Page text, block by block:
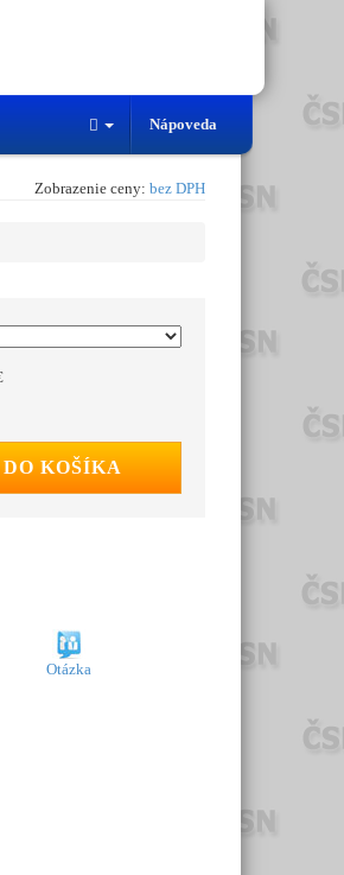
Nápoveda
Zobrazenie ceny: bez DPH
DO KOŠÍKA
Otázka